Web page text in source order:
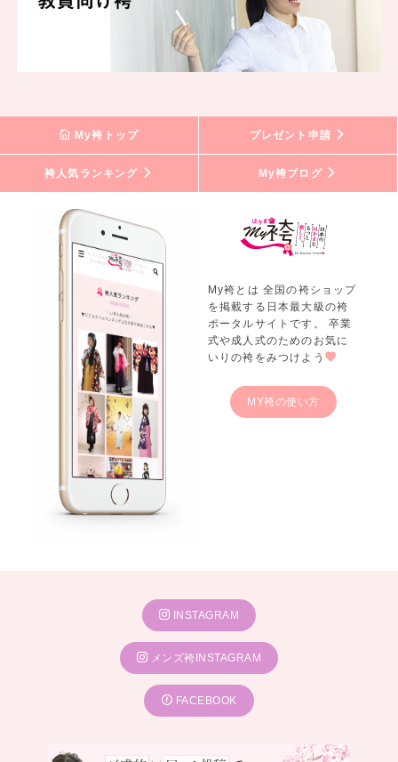
My袴トップ プレゼント申請
袴人気ランキング My袴ブログ
My袴とは 全国の袴ショップ
を掲載する日本最大級の袴
ポータルサイトです。 卒業
式や成人式のためのお気に
いりの袴をみつけよう
MY袴の使い方
INSTAGRAM
メンズ袴INSTAGRAM
FACEBOOK